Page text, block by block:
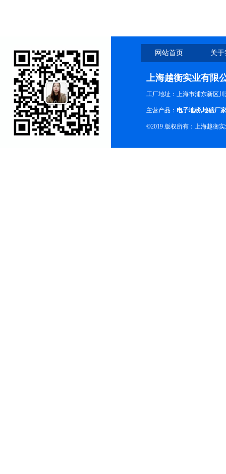
网站首页 关
上海越衡实业有限
工厂地址：上海市浦东新区川
主营产品： 电子地磅,地磅厂家
©2019 版权所有：上海越衡